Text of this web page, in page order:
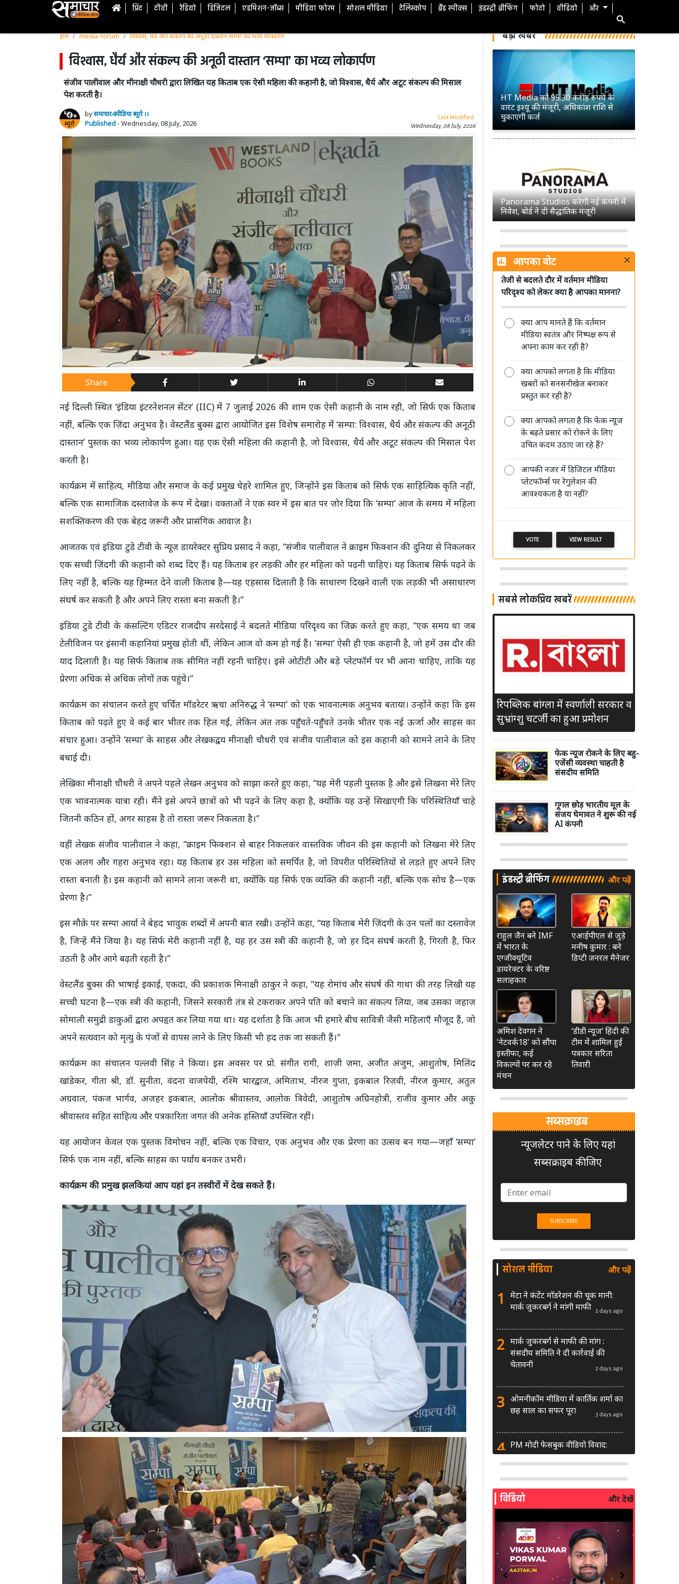
प्रिंट टीवी रेडियो डिजिटल एडमिशन-जॉब्स मीडिया फोरम सोशल मीडिया टेलिस्कोप ब्रैंड स्पीक्स इंडस्ट्री ब्रीफिंग फोटो वीडियो और
होम media-forum विश्वास, धैर्य और संकल्प की अनूठी दास्तान ‘सम्पा’ का भव्य लोकार्पण
विश्वास, धैर्य और संकल्प की अनूठी दास्तान ‘सम्पा’ का भव्य लोकार्पण
संजीव पालीवाल और मीनाक्षी चौधरी द्वारा लिखित यह किताब एक ऐसी महिला की कहानी है, जो विश्वास, धैर्य और अटूट संकल्प की मिसाल
पेश करती है।
byसमाचार4मीडिया ब्यूरो ।।
Published - Wednesday, 08 July, 2026
Last Modified:
Wednesday, 08 July, 2026
Share
नई दिल्ली स्थित ‘इंडिया इंटरनेशनल सेंटर’ (IIC) में 7 जुलाई 2026 की शाम एक ऐसी कहानी के नाम रही, जो सिर्फ एक किताब
नहीं, बल्कि एक ज़िंदा अनुभव है। वेस्टलैंड बुक्स द्वारा आयोजित इस विशेष समारोह में ‘सम्पा: विश्वास, धैर्य और संकल्प की अनूठी
दास्तान’ पुस्तक का भव्य लोकार्पण हुआ। यह एक ऐसी महिला की कहानी है, जो विश्वास, धैर्य और अटूट संकल्प की मिसाल पेश
करती है।
कार्यक्रम में साहित्य, मीडिया और समाज के कई प्रमुख चेहरे शामिल हुए, जिन्होंने इस किताब को सिर्फ एक साहित्यिक कृति नहीं,
बल्कि एक सामाजिक दस्तावेज़ के रूप में देखा। वक्ताओं ने एक स्वर में इस बात पर ज़ोर दिया कि ‘सम्पा’ आज के समय में महिला
सशक्तिकरण की एक बेहद ज़रूरी और प्रासंगिक आवाज़ है।
आजतक एवं इंडिया टुडे टीवी के न्यूज़ डायरेक्टर सुप्रिय प्रसाद ने कहा, “संजीव पालीवाल ने क्राइम फिक्शन की दुनिया से निकलकर
एक सच्ची ज़िंदगी की कहानी को शब्द दिए हैं। यह किताब हर लड़की और हर महिला को पढ़नी चाहिए। यह किताब सिर्फ पढ़ने के
लिए नहीं है, बल्कि यह हिम्मत देने वाली किताब है—यह एहसास दिलाती है कि साधारण दिखने वाली एक लड़की भी असाधारण
संघर्ष कर सकती है और अपने लिए रास्ता बना सकती है।”
इंडिया टुडे टीवी के कंसल्टिंग एडिटर राजदीप सरदेसाई ने बदलते मीडिया परिदृश्य का ज़िक्र करते हुए कहा, “एक समय था जब
टेलीविजन पर इंसानी कहानियां प्रमुख होती थीं, लेकिन आज वो कम हो गई हैं। ‘सम्पा’ ऐसी ही एक कहानी है, जो हमें उस दौर की
याद दिलाती है। यह सिर्फ किताब तक सीमित नहीं रहनी चाहिए। इसे ओटीटी और बड़े प्लेटफॉर्म पर भी आना चाहिए, ताकि यह
प्रेरणा अधिक से अधिक लोगों तक पहुंचे।”
कार्यक्रम का संचालन करते हुए चर्चित मॉडरेटर ऋचा अनिरुद्ध ने ‘सम्पा’ को एक भावनात्मक अनुभव बताया। उन्होंने कहा कि इस
किताब को पढ़ते हुए वे कई बार भीतर तक हिल गईं, लेकिन अंत तक पहुँचते-पहुँचते उनके भीतर एक नई ऊर्जा और साहस का
संचार हुआ। उन्होंने ‘सम्पा’ के साहस और लेखकद्वय मीनाक्षी चौधरी एवं संजीव पालीवाल को इस कहानी को सामने लाने के लिए
बधाई दी।
लेखिका मीनाक्षी चौधरी ने अपने पहले लेखन अनुभव को साझा करते हुए कहा, “यह मेरी पहली पुस्तक है और इसे लिखना मेरे लिए
एक भावनात्मक यात्रा रही। मैंने इसे अपने छात्रों को भी पढ़ने के लिए कहा है, क्योंकि यह उन्हें सिखाएगी कि परिस्थितियाँ चाहे
जितनी कठिन हों, अगर साहस है तो रास्ता जरूर निकलता है।”
वहीं लेखक संजीव पालीवाल ने कहा, “क्राइम फिक्शन से बाहर निकलकर वास्तविक जीवन की इस कहानी को लिखना मेरे लिए
एक अलग और गहरा अनुभव रहा। यह किताब हर उस महिला को समर्पित है, जो विपरीत परिस्थितियों से लड़ते हुए अपने लिए
रास्ता बनाती है। इस कहानी को सामने लाना जरूरी था, क्योंकि यह सिर्फ एक व्यक्ति की कहानी नहीं, बल्कि एक सोच है—एक
प्रेरणा है।”
इस मौक़े पर सम्पा आर्या ने बेहद भावुक शब्दों में अपनी बात रखी। उन्होंने कहा, “यह किताब मेरी ज़िंदगी के उन पलों का दस्तावेज़
है, जिन्हें मैंने जिया है। यह सिर्फ मेरी कहानी नहीं है, यह हर उस स्त्री की कहानी है, जो हर दिन संघर्ष करती है, गिरती है, फिर
उठती है और आगे बढ़ती रहती है।”
वेस्टलैंड बुक्स की भाषाई इकाई, एकदा, की प्रकाशक मिनाक्षी ठाकुर ने कहा, "यह रोमांच और संघर्ष की गाथा की तरह लिखी यह
सच्ची घटना है—एक स्त्री की कहानी, जिसने सरकारी तंत्र से टकराकर अपने पति को बचाने का संकल्प लिया, जब उसका जहाज़
सोमाली समुद्री डाकुओं द्वारा अपहृत कर लिया गया था। यह दर्शाता है कि आज भी हमारे बीच सावित्री जैसी महिलाएँ मौजूद हैं, जो
अपने सत्यवान को मृत्यु के पंजों से वापस लाने के लिए किसी भी हद तक जा सकती हैं।"
कार्यक्रम का संचालन पल्लवी सिंह ने किया। इस अवसर पर प्रो. संगीत रागी, शाज़ी ज़मा, अजीत अंजुम, आशुतोष, मिलिंद
खांडेकर, गीता श्री, डॉ. सुनीता, वंदना वाजपेयी, रश्मि भारद्वाज, अमिताभ, नीरज गुप्ता, इकबाल रिज़वी, नीरज कुमार, अतुल
अग्रवाल, पंकज भार्गव, अज़हर इकबाल, आलोक श्रीवास्तव, आलोक त्रिवेदी, आशुतोष अग्रिनहोत्री, राजीव कुमार और अकु
श्रीवास्तव सहित साहित्य और पत्रकारिता जगत की अनेक हस्तियाँ उपस्थित रहीं।
यह आयोजन केवल एक पुस्तक विमोचन नहीं, बल्कि एक विचार, एक अनुभव और एक प्रेरणा का उत्सव बन गया—जहाँ ‘सम्पा’
सिर्फ एक नाम नहीं, बल्कि साहस का पर्याय बनकर उभरी।
कार्यक्रम की प्रमुख झलकियां आप यहां इन तस्वीरों में देख सकते हैं।
बड़ी खबरें
Panorama Studios करेगी नई कंपनी में
निवेश, बोर्ड ने दी सैद्धांतिक मंजूरी
सिनेमा हॉल में सरकारी जागरूकता फिल्मों
को लेकर MIB ने साफ किए नियम, जानें
क्या बदला
Sun TV Network का बड़ा ऐलान, 12
अगस्त को अंतरिम डिविडेंड पर बोर्ड की
बैठक
DB Corp में सुधीर अग्रवाल और पवन
अग्रवाल की पुनर्नियुक्ति पर दो सितंबर को
होगा फैसला
HT Media को 95.30 करोड़ रुपये के
वारंट इश्यू की मंजूरी, अधिकांश राशि से
चुकाएगी कर्ज
आपका वोट ×
तेजी से बदलते दौर में वर्तमान मीडिया
परिदृश्य को लेकर क्या है आपका मानना?
क्या आप मानते हैं कि वर्तमान
मीडिया स्वतंत्र और निष्पक्ष रूप से
अपना काम कर रही है?
क्या आपको लगता है कि मीडिया
खबरों को सनसनीखेज बनाकर
प्रस्तुत कर रही है?
क्या आपको लगता है कि फेक न्यूज
के बढ़ते प्रसार को रोकने के लिए
उचित कदम उठाए जा रहे हैं?
आपकी नजर में डिजिटल मीडिया
प्लेटफॉर्म्स पर रेगुलेशन की
आवश्यकता है या नहीं?
VOTE VIEW RESULT
सबसे लोकप्रिय खबरें
रिपब्लिक बांग्ला में स्वर्णाली सरकार व
सुभ्रांग्शु चटर्जी का हुआ प्रमोशन
फेक न्यूज रोकने के लिए बहु-
एजेंसी व्यवस्था चाहती है
संसदीय समिति
गूगल छोड़ भारतीय मूल के
संजय घेमावत ने शुरू की नई
AI कंपनी
इंडस्ट्री ब्रीफिंग और पढ़ें
राहुल जैन बने IMF
में भारत के
एग्जीक्यूटिव
डायरेक्टर के वरिष्ठ
सलाहकार
एआईपीएल से जुड़े
मनीष कुमार : बने
डिप्टी जनरल मैनेजर
अमिश देवगन ने
'नेटवर्क18' को सौंपा
इस्तीफा, कई
विकल्पों पर कर रहे
मंथन
‘डीडी न्यूज’ हिंदी की
टीम में शामिल हुईं
पत्रकार सरिता
तिवारी
सब्सक्राइब
न्यूजलेटर पाने के लिए यहां
सब्सक्राइब कीजिए
सोशल मीडिया और पढ़ें
1
मेटा ने कंटेंट मॉडरेशन की चूक मानी:
मार्क जुकरबर्ग ने मांगी माफी
2 days ago
2 मार्क जुकरबर्ग से माफी की मांग :
संसदीय समिति ने दी कार्रवाई की
चेतावनी
2 days ago
3 ओमनीकॉम मीडिया में कार्तिक शर्मा का
छह साल का सफर पूरा
3 days ago
4 PM मोदी फेसबुक वीडियो विवाद:
MeitY से मिलेगी मेटा की ग्लोबल टीम
5 AI से बने फर्जी पोस्ट पर LinkedIn
की सख्ती: लॉन्च किए नए मॉडरेशन
6
सरकार दे रही बड़ा मौका: शॉर्ट वीडियो
बनाने वाले क्रिएटर्स जीत सकते हैं ₹5
लाख
2 weeks ago
विडियो और देखें